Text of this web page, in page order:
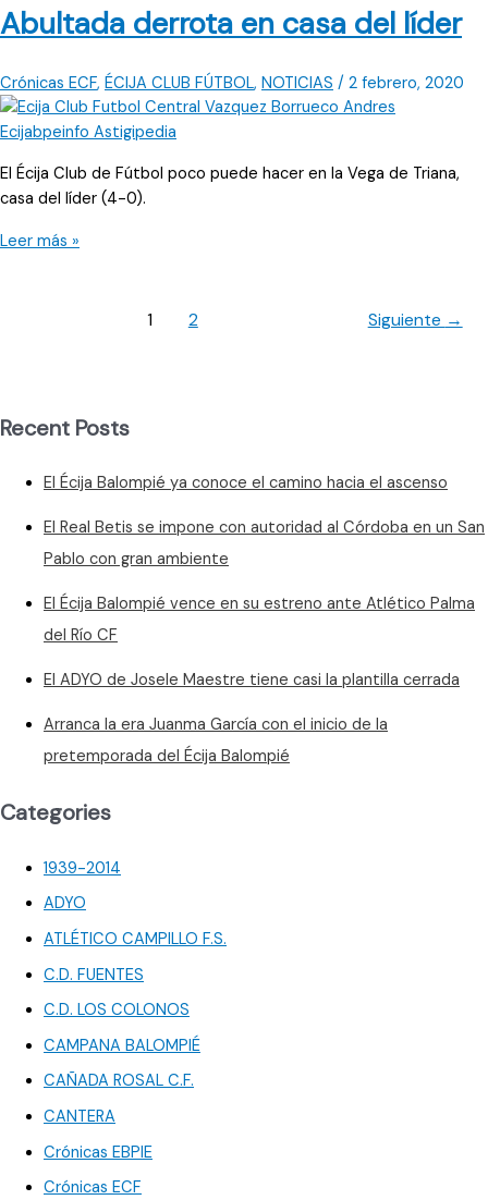
en
Abultada derrota en casa del líder
Crónicas ECF, ÉCIJA CLUB FÚTBOL, NOTICIAS / 2 febrero, 2020
El Écija Club de Fútbol poco puede hacer en la Vega de Triana,
casa del líder (4-0).
Abultada
Leer más »
1 2 Siguiente →
Recent Posts
El Écija Balompié ya conoce el camino hacia el ascenso
El Real Betis se impone con autoridad al Córdoba en un San
Pablo con gran ambiente
El Écija Balompié vence en su estreno ante Atlético Palma
del Río CF
El ADYO de Josele Maestre tiene casi la plantilla cerrada
Arranca la era Juanma García con el inicio de la
pretemporada del Écija Balompié
Categories
1939-2014
ADYO
ATLÉTICO CAMPILLO F.S.
C.D. FUENTES
C.D. LOS COLONOS
CAMPANA BALOMPIÉ
CAÑADA ROSAL C.F.
CANTERA
Crónicas EBPIE
Crónicas ECF